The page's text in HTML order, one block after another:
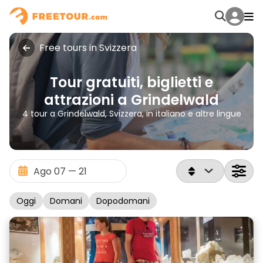
Free tours in Svizzera
Tour gratuiti, biglietti e
attrazioni a Grindelwald
4 tour a Grindelwald, Svizzera, in italiano e altre lingue
Oggi Domani Dopodomani